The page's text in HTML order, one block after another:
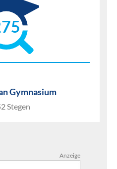
Gymnasium
Stegen
Anzeige